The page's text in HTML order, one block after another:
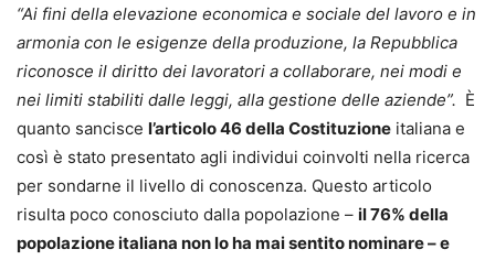
“Ai fini della elevazione economica e sociale del lavoro e in
armonia con le esigenze della produzione, la Repubblica
riconosce il diritto dei lavoratori a collaborare, nei modi e
nei limiti stabiliti dalle leggi, alla gestione delle aziende”. È
quanto sancisce l’articolo 46 della Costituzione italiana e
così è stato presentato agli individui coinvolti nella ricerca
per sondarne il livello di conoscenza. Questo articolo
risulta poco conosciuto dalla popolazione – il 76% della
popolazione italiana non lo ha mai sentito nominare – e